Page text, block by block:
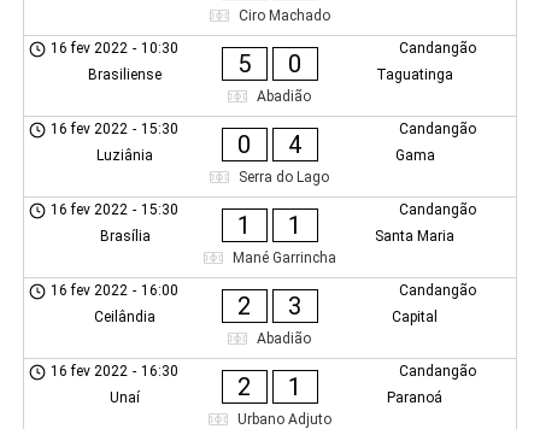
Ciro Machado
Candangão
16 fev 2022 - 10:30
Brasiliense
5 0
Taguatinga
Abadião
Candangão
16 fev 2022 - 15:30
Luziânia
0 4
Gama
Serra do Lago
Candangão
16 fev 2022 - 15:30
Brasília
1 1
Santa Maria
Mané Garrincha
Candangão
16 fev 2022 - 16:00
Ceilândia
2 3
Capital
Abadião
Candangão
16 fev 2022 - 16:30
Unaí
2 1
Paranoá
Urbano Adjuto